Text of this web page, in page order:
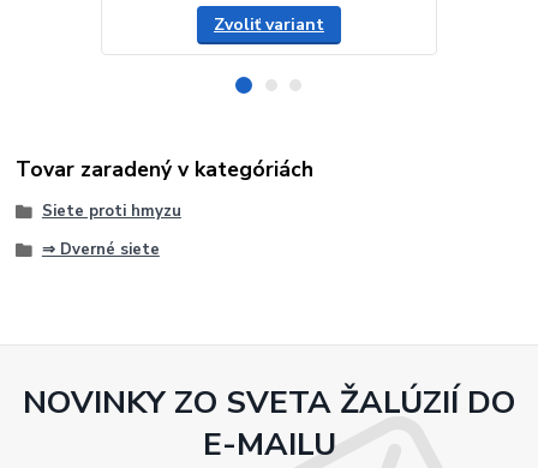
Zvoliť variant
Tovar zaradený v kategóriách
Siete proti hmyzu
⇒ Dverné siete
NOVINKY ZO SVETA ŽALÚZIÍ DO
E-MAILU